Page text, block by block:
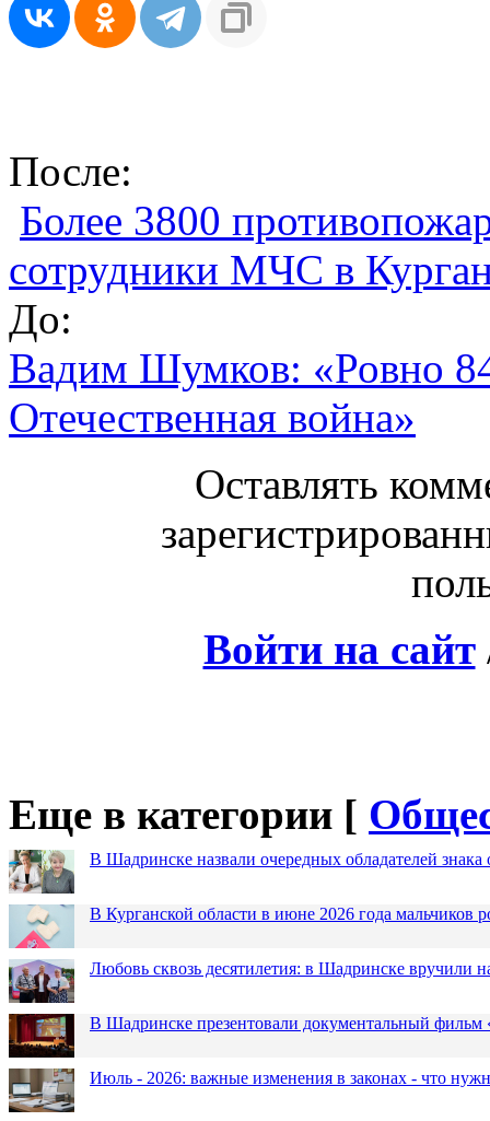
После:
Более 3800
сотрудники МЧС в
До:
Вадим Шумков: «Ровно 84
Отечественная война»
Оставлять
Войти на сайт
Еще в категории [
В Шадринске назвали очередных обладателей знака
В Курганской области в июне 2026 года мальчиков
Любовь сквозь десятилетия: в Шадринске вручили
В Шадринске презентовали документальный
Июль - 2026: важные изменения в законах - что